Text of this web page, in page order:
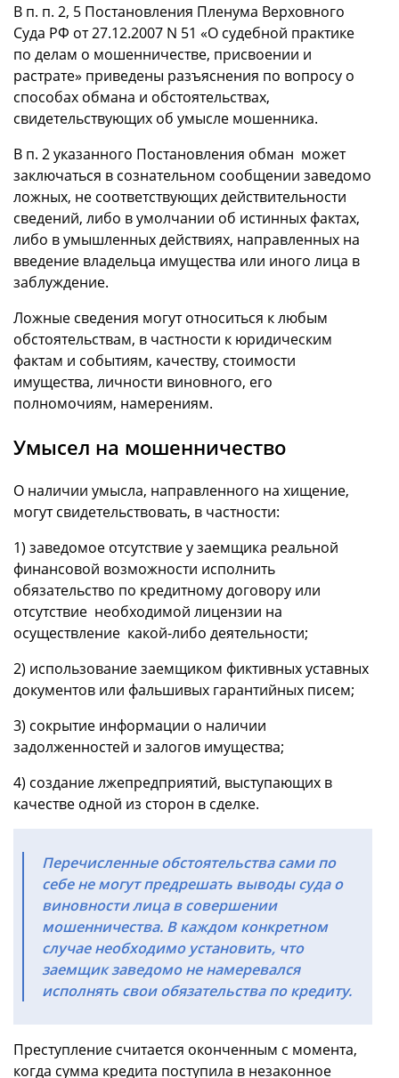
В п. п. 2, 5 Постановления Пленума Верховного
Суда РФ от 27.12.2007 N 51 «О судебной практике
по делам о мошенничестве, присвоении и
растрате» приведены разъяснения по вопросу о
способах обмана и обстоятельствах,
свидетельствующих об умысле мошенника.
В п. 2 указанного Постановления обман может
заключаться в сознательном сообщении заведомо
ложных, не соответствующих действительности
сведений, либо в умолчании об истинных фактах,
либо в умышленных действиях, направленных на
введение владельца имущества или иного лица в
заблуждение.
Ложные сведения могут относиться к любым
обстоятельствам, в частности к юридическим
фактам и событиям, качеству, стоимости
имущества, личности виновного, его
полномочиям, намерениям.
Умысел на мошенничество
О наличии умысла, направленного на хищение,
могут свидетельствовать, в частности:
1) заведомое отсутствие у заемщика реальной
финансовой возможности исполнить
обязательство по кредитному договору или
отсутствие необходимой лицензии на
осуществление какой-либо деятельности;
2) использование заемщиком фиктивных уставных
документов или фальшивых гарантийных писем;
3) сокрытие информации о наличии
задолженностей и залогов имущества;
4) создание лжепредприятий, выступающих в
качестве одной из сторон в сделке.
Перечисленные обстоятельства сами по
себе не могут предрешать выводы суда о
виновности лица в совершении
мошенничества. В каждом конкретном
случае необходимо установить, что
заемщик заведомо не намеревался
исполнять свои обязательства по кредиту.
Преступление считается оконченным с момента,
когда сумма кредита поступила в незаконное